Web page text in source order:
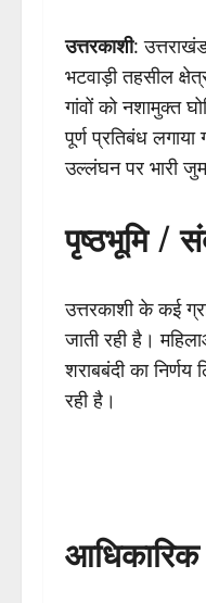
उत्तरकाशी:
भटवाड़ी तहसील
गांवों को नशामुक्त
पूर्ण प्रतिबंध
उल्लंघन पर भारी
पृष्ठभूमि /
उत्तरकाशी के कई
जाती रही है।
शराबबंदी का
रही है।
आधिकारिक